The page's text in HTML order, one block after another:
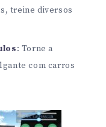
treine diversos
: Torne a
com carros